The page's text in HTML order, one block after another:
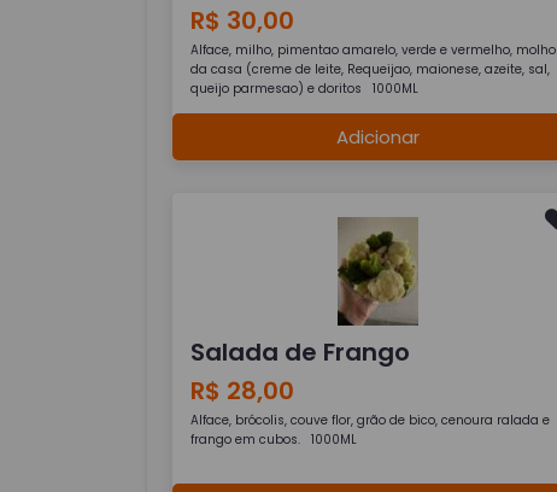
R$ 30,00
Alface, milho, pimentao amarelo, verde e vermelho, molho
da casa (creme de leite, Requeijao, maionese, azeite, sal,
queijo parmesao) e doritos 1000ML
Adicionar
Salada de Frango
R$ 28,00
Alface, brócolis, couve flor, grão de bico, cenoura ralada e
frango em cubos. 1000ML